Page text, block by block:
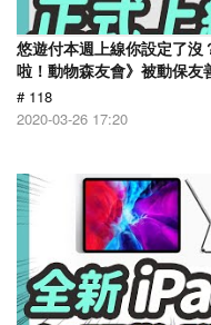
悠遊付本週上線你設定了
啦！動物森友會》被動保
# 118
2020-03-26 17:20